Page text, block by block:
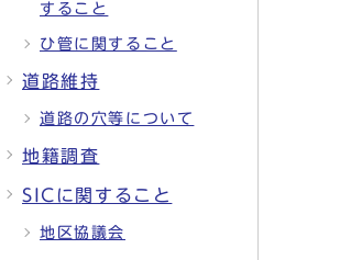
すること
ひ管に関すること
道路維持
道路の穴等について
地籍調査
SICに関すること
地区協議会